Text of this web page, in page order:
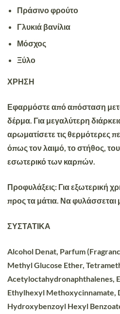
Πράσινο φρούτο
Γλυκιά βανίλια
Μόσχος
Ξύλο
ΧΡΗΣΗ
Εφαρμόστε από απόσταση
δέρμα. Για μεγαλύτερη
αρωματίσετε τις θερμότερες
όπως τον λαιμό, το στήθος,
εσωτερικό των καρπών.
Προφυλάξεις: Για εξωτερική
προς τα μάτια. Να φυλάσσεται
ΣΥΣΤΑΤΙΚΑ
Alcohol Denat, Parfum
Methyl Glucose Ether,
Acetyloctahydronaphthalenes,
Ethylhexyl Methoxycinnamate,
Hydroxybenzoyl Hexyl